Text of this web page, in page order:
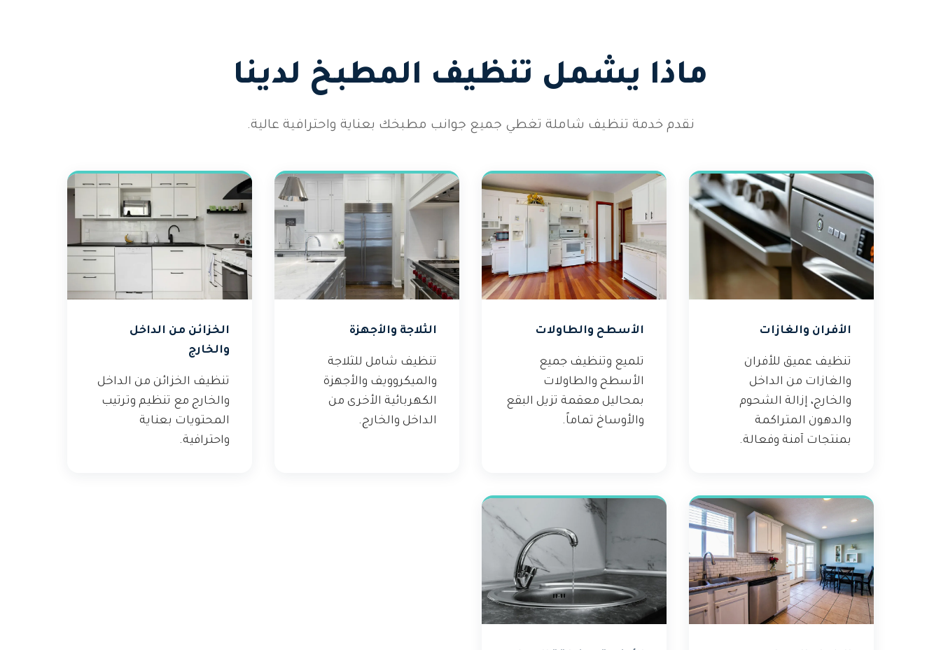
ماذا يشمل تنظيف المطبخ لدينا
نقدم خدمة تنظيف شاملة تغطي جميع جوانب مطبخك بعناية واحترافية عالية.
الأفران والغازات
تنظيف عميق للأفران
والغازات من الداخل
والخارج، إزالة الشحوم
والدهون المتراكمة
بمنتجات آمنة وفعالة.
الأسطح والطاولات
تلميع وتنظيف جميع
الأسطح والطاولات
بمحاليل معقمة تزيل البقع
والأوساخ تماماً.
الثلاجة والأجهزة
تنظيف شامل للثلاجة
والميكروويف والأجهزة
الكهربائية الأخرى من
الداخل والخارج.
الخزائن من الداخل
والخارج
تنظيف الخزائن من الداخل
والخارج مع تنظيم وترتيب
المحتويات بعناية
واحترافية.